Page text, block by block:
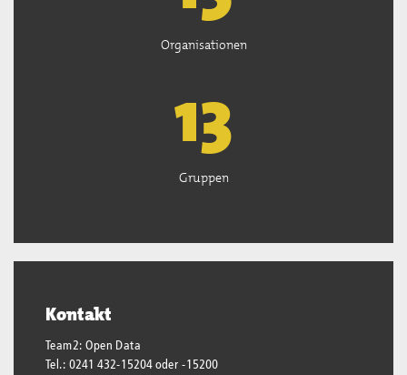
Organisationen
13
Gruppen
Kontakt
Team2: Open Data
Tel.: 0241 432-15204 oder -15200